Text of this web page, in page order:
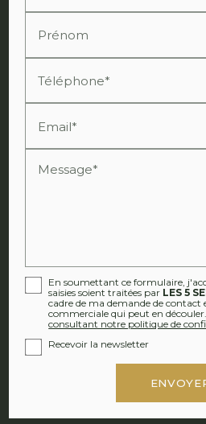
Prénom
Téléphone*
Email*
Message*
En soumettant ce formulaire,
saisies soient traitées par LES 5
cadre de ma demande de contact
commerciale qui peut en découler.
consultant notre politique de
Recevoir la newsletter